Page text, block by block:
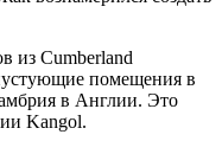
из Cumberland
помещения в
в Англии. Это
Kangol.